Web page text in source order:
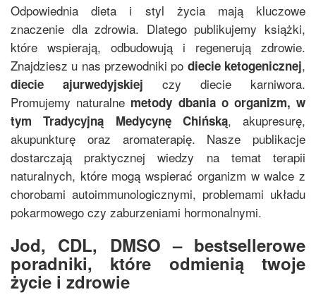
Odpowiednia dieta i styl życia mają kluczowe
znaczenie dla zdrowia. Dlatego publikujemy książki,
które wspierają, odbudowują i regenerują zdrowie.
Znajdziesz u nas przewodniki po diecie ketogenicznej,
diecie ajurwedyjskiej czy diecie karniwora.
Promujemy naturalne metody dbania o organizm, w
tymTradycyjną Medycynę Chińską, akupresurę,
akupunkturę oraz aromaterapię. Nasze publikacje
dostarczają praktycznej wiedzy na temat terapii
naturalnych, które mogą wspierać organizm w walce z
chorobami autoimmunologicznymi, problemami układu
pokarmowego czy zaburzeniami hormonalnymi.
Jod, CDL, DMSO – bestsellerowe
poradniki, które odmienią twoje
życie i zdrowie